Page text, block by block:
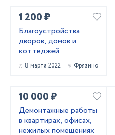
1 200 ₽
Благоустройства
дворов, домов и
коттеджей
8 марта 2022 Фрязино
10 000 ₽
Демонтажные работы
в квартирах, офисах,
нежилых помещениях